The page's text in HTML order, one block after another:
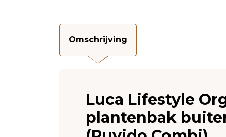
Omschrijving
Luca Lifestyle
plantenbak